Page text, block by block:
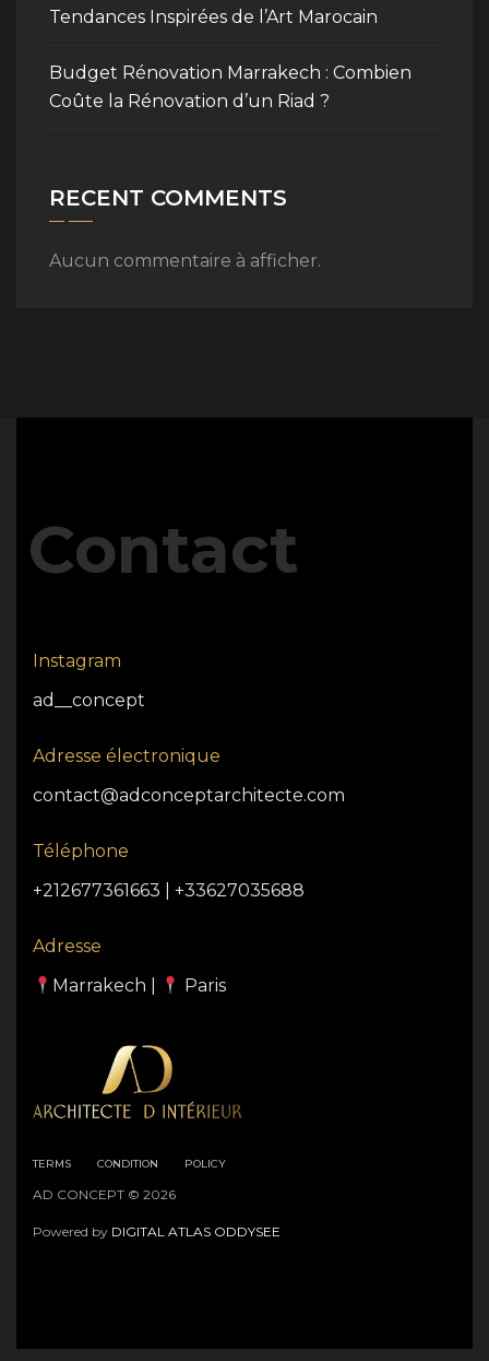
Tendances Inspirées de l’Art Marocain
Budget Rénovation Marrakech : Combien
Coûte la Rénovation d’un Riad ?
RECENT COMMENTS
Aucun commentaire à afficher.
Contact
Instagram
ad__concept
Adresse électronique
contact@adconceptarchitecte.com
Téléphone
+212677361663 | +33627035688
Adresse
Marrakech |
Paris
TERMS CONDITION POLICY
AD CONCEPT © 2026
Powered by DIGITAL ATLAS ODDYSEE